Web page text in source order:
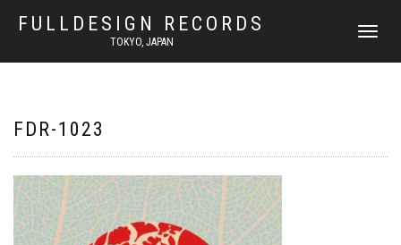
FULLDESIGN RECORDS
TOKYO, JAPAN
ナ
ゲ
FDR-1023